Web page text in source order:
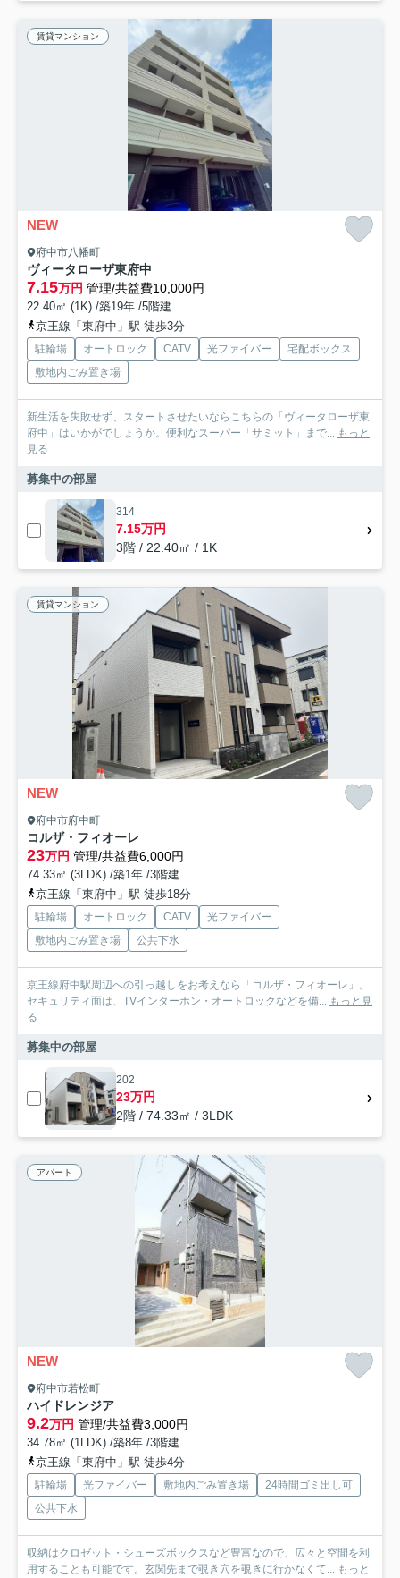
賃貸マンション
NEW
府中市八幡町
ヴィータローザ東府中
7.15万円 管理/共益費10,000円
22.40㎡ (1K) /築19年 /5階建
京王線「東府中」駅 徒歩3分
駐輪場 オートロック CATV 光ファイバー
宅配ボックス
敷地内ごみ置き場
新生活を失敗せず、スタートさせたいならこちらの「ヴィータローザ東
府中」はいかがでしょうか。便利なスーパー「サミット」まで... もっと
見る
募集中の部屋
314
7.15万円
3階 / 22.40㎡ / 1K
賃貸マンション
NEW
府中市府中町
コルザ・フィオーレ
23万円 管理/共益費6,000円
74.33㎡ (3LDK) /築1年 /3階建
京王線「東府中」駅 徒歩18分
駐輪場 オートロック CATV
光ファイバー
敷地内ごみ置き場
公共下水
京王線府中駅周辺への引っ越しをお考えなら「コルザ・フィオーレ」。
セキュリティ面は、TVインターホン・オートロックなどを備... もっと見
る
募集中の部屋
202
23万円
2階 / 74.33㎡ / 3LDK
アパート
NEW
府中市若松町
ハイドレンジア
9.2万円 管理/共益費3,000円
34.78㎡ (1LDK) /築8年 /3階建
京王線「東府中」駅 徒歩4分
駐輪場 光ファイバー 敷地内ごみ置き場
24時間ゴミ出し可
公共下水
収納はクロゼット・シューズボックスなど豊富なので、広々と空間を利
用することも可能です。玄関先まで覗き穴を覗きに行かなくて... もっと